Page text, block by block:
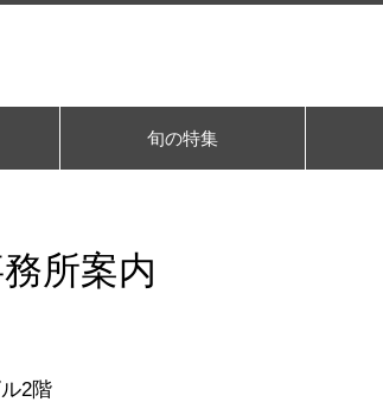
旬の特集
所案内
2階